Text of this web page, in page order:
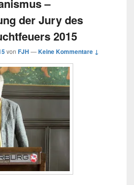
–
der Jury des
2015
von FJH —Keine Kommentare ↓